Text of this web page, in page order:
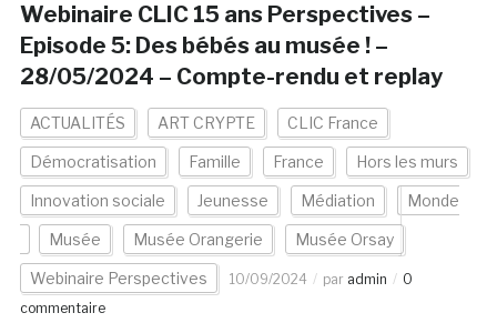
Webinaire CLIC 15 ans Perspectives –
Episode 5: Des bébés au musée ! –
28/05/2024 – Compte-rendu et replay
ACTUALITÉS ART CRYPTE CLIC France
Démocratisation Famille France Hors les murs
Innovation sociale Jeunesse Médiation Monde
Musée Musée Orangerie Musée Orsay
Webinaire Perspectives 10/09/2024 par admin
0
commentaire